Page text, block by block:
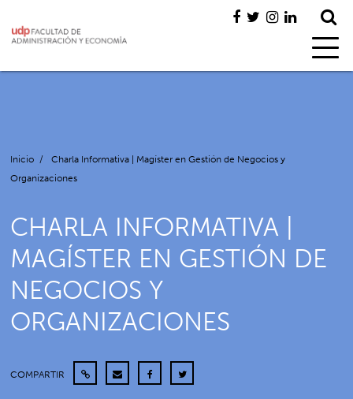
Inicio /
Charla Informativa | Magíster en Gestión de Negocios y
Organizaciones
CHARLA INFORMATIVA |
MAGÍSTER EN GESTIÓN DE
NEGOCIOS Y
ORGANIZACIONES
COMPARTIR